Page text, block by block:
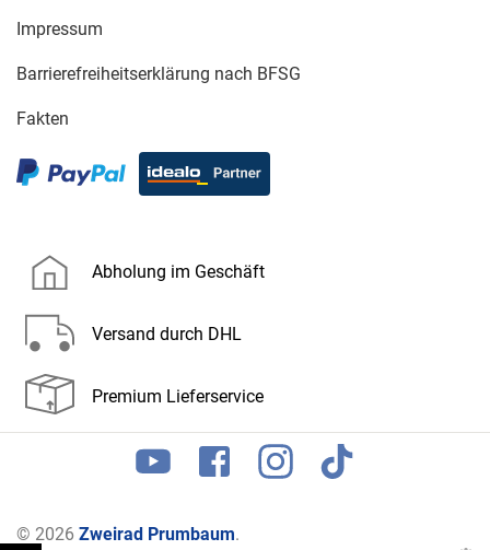
Impressum
Barrierefreiheitserklärung nach BFSG
Fakten
Abholung im Geschäft
Versand durch DHL
Premium Lieferservice
© 2026 Zweirad Prumbaum.